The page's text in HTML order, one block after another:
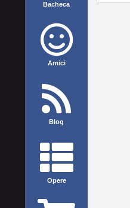
Bacheca
Amici
Blog
Opere